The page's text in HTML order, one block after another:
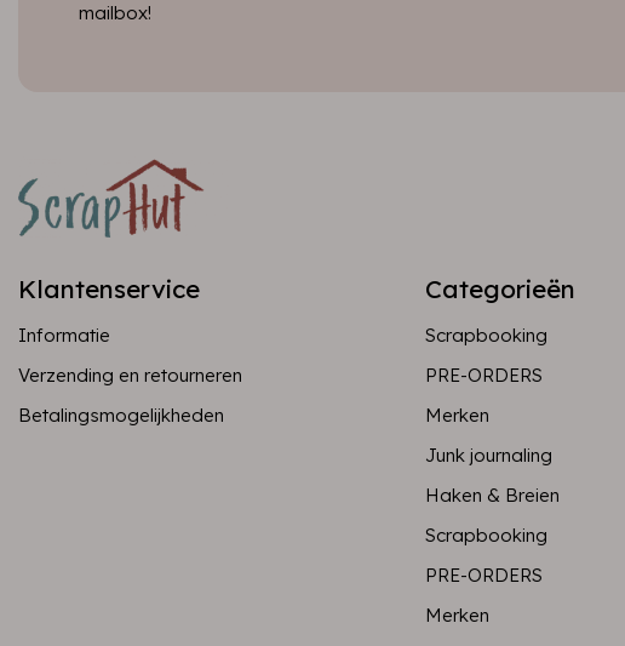
mailbox!
Klantenservice
Informatie
Verzending en retourneren
Betalingsmogelijkheden
Categorieën
Scrapbooking
PRE-ORDERS
Merken
Junk journaling
Haken & Breien
Scrapbooking
PRE-ORDERS
Merken